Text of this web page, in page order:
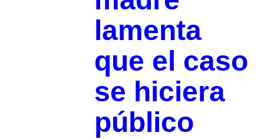
lamenta
que el caso
se hiciera
público